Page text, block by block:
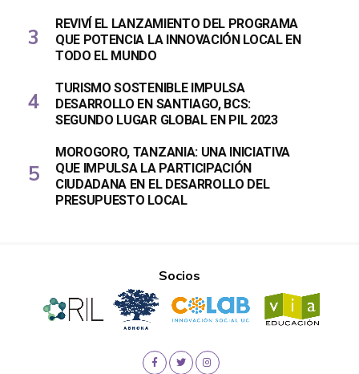
REVIVÍ EL LANZAMIENTO DEL PROGRAMA
QUE POTENCIA LA INNOVACIÓN LOCAL EN
TODO EL MUNDO
TURISMO SOSTENIBLE IMPULSA
DESARROLLO EN SANTIAGO, BCS:
SEGUNDO LUGAR GLOBAL EN PIL 2023
MOROGORO, TANZANIA: UNA INICIATIVA
QUE IMPULSA LA PARTICIPACIÓN
CIUDADANA EN EL DESARROLLO DEL
PRESUPUESTO LOCAL
Socios